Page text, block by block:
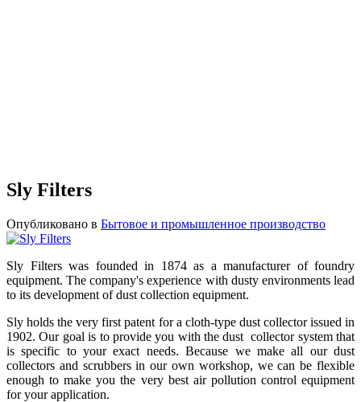
Sly Filters
Опубликовано в Бытовое и промышленное производство
Sly Filters was founded in 1874 as a manufacturer of foundry
equipment. The company's experience with dusty environments lead
to its development of dust collection equipment.
Sly holds the very first patent for a cloth-type dust collector issued in
1902. Our goal is to provide you with the dust collector system that
is specific to your exact needs. Because we make all our dust
collectors and scrubbers in our own workshop, we can be flexible
enough to make you the very best air pollution control equipment
for your application.